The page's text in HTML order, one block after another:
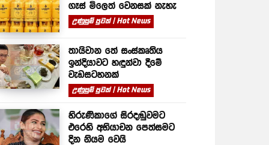
ගෑස් මිලෙත් වෙනසක් නැහැ
උණුසුම් පුවත් | Hot News
තායිවාන තේ සංස්කෘතිය
ඉන්දියාවට හඳුන්වා දීමේ
වැඩසටහනක්
උණුසුම් පුවත් | Hot News
හිරුණිකාගේ සිරදඬුවමට
එරෙහි අභියාචන පෙත්සමට
දින නියම වෙයි